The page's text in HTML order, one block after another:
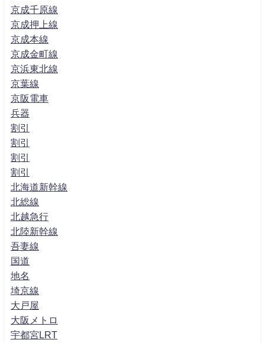
京成千原線
京成押上線
京成本線
京成金町線
京浜東北線
京葉線
京阪電車
兵器
割引
割引
割引
割引
北海道新幹線
北総線
北越急行
北陸新幹線
吾妻線
国道
地名
埼京線
大戸屋
大阪メトロ
宇都宮LRT